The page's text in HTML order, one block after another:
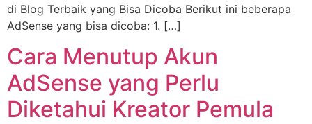
di Blog Terbaik yang Bisa Dicoba Berikut ini beberapa
AdSense yang bisa dicoba: 1. […]
Cara Menutup Akun
AdSense yang Perlu
Diketahui Kreator Pemula